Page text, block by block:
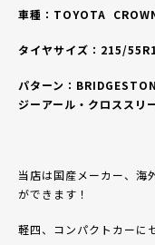
車種：TOYOTA
タイヤサイズ： 215/
パターン：
ジーアール・クロスス
当店は国産メーカー、海
ができます！
軽四、コンパクトカーに